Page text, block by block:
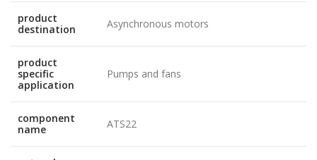
product
destination
Asynchronous motors
product
specific
application
Pumps and fans
component
name
ATS22